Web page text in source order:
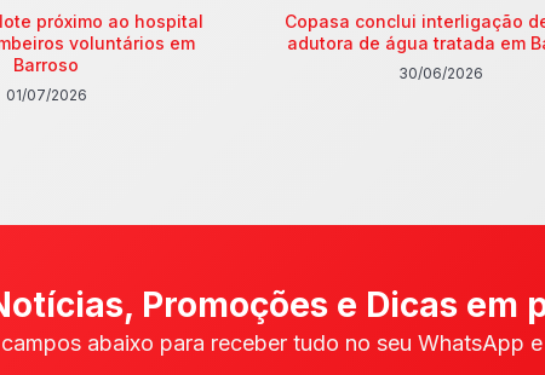
próximo ao hospital
voluntários em
Barroso
01/07/2026
Copasa conclui interligação
adutora de água tratada em
30/06/2026
Promoções e Dicas em
abaixo para receber tudo no seu WhatsApp